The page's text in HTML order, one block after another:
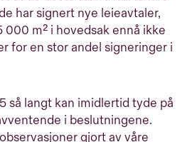
har signert nye leieavtaler,
m² i hovedsak ennå ikke
for en stor andel signeringer i
så langt kan imidlertid tyde på
i beslutningene.
gjort av våre